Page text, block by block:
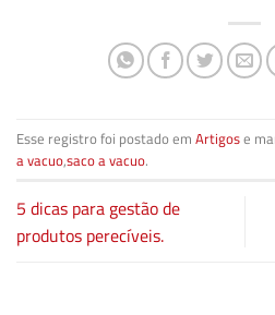
Esse registro foi postado em Artigose
a vacuo,saco a vacuo.
5 dicas para gestão de
produtos perecíveis.